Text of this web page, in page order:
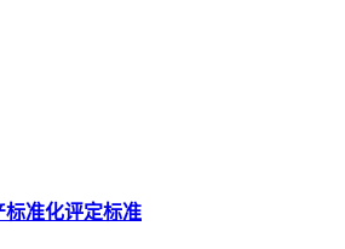
准化评定标准